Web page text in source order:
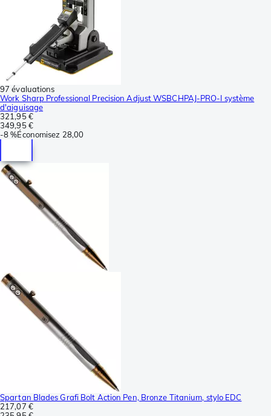
97 évaluations
Work Sharp Professional Precision Adjust WSBCHPAJ-PRO-I système
d'aiguisage
321,95 €
349,95 €
-8 %Économisez 28,00
Spartan Blades Grafi Bolt Action Pen, Bronze Titanium, stylo EDC
217,07 €